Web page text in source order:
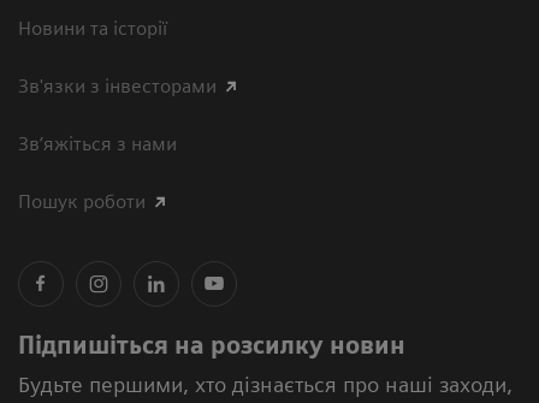
Новини та історії
Зв'язки з інвесторами
Зв’яжіться з нами
Пошук роботи
Підпишіться на розсилку новин
Будьте першими, хто дізнається про наші заходи,